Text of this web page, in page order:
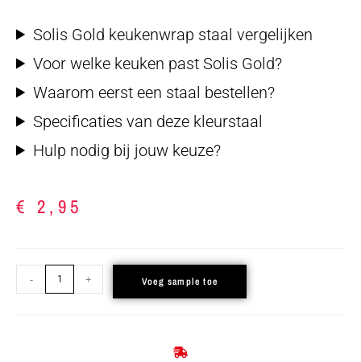
Solis Gold keukenwrap staal vergelijken
Voor welke keuken past Solis Gold?
Waarom eerst een staal bestellen?
Specificaties van deze kleurstaal
Hulp nodig bij jouw keuze?
€ 2,95
- + Voeg sample toe